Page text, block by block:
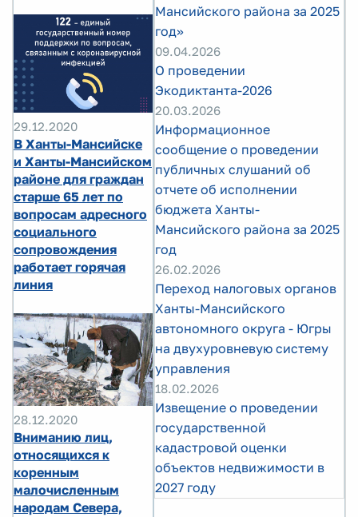
29.12.2020
В Ханты-Мансийске
и Ханты-Мансийском
районе для граждан
старше 65 лет по
вопросам адресного
социального
сопровождения
работает горячая
линия
28.12.2020
Вниманию лиц,
относящихся к
коренным
малочисленным
народам Севера,
Мансийского района за 2025
год»
09.04.2026
О проведении
Экодиктанта-2026
20.03.2026
Информационное
сообщение о проведении
публичных слушаний об
отчете об исполнении
бюджета Ханты-
Мансийского района за 2025
год
26.02.2026
Переход налоговых органов
Ханты-Мансийского
автономного округа - Югры
на двухуровневую систему
управления
18.02.2026
Извещение о проведении
государственной
кадастровой оценки
объектов недвижимости в
2027 году